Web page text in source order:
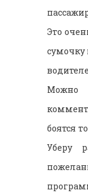
Это
сумочку
Можно
боятся
Уберу